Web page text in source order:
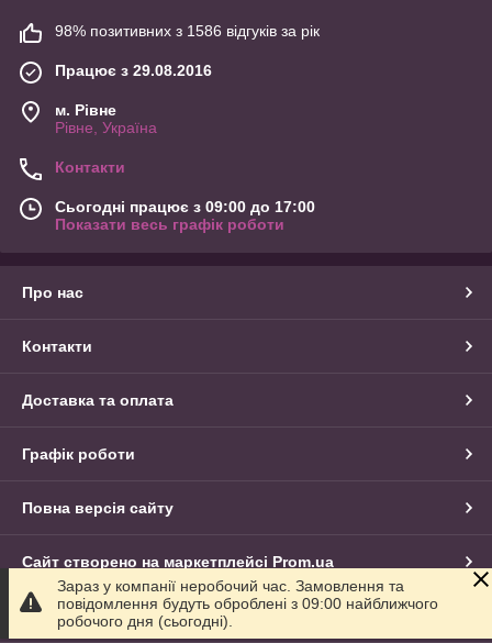
98% позитивних з 1586 відгуків за рік
Працює з 29.08.2016
м. Рівне
Рівне, Україна
Контакти
Сьогодні працює з 09:00 до 17:00
Показати весь графік роботи
Про нас
Контакти
Доставка та оплата
Графік роботи
Повна версія сайту
Сайт створено на маркетплейсі Prom.ua
Політика конфіденційності
Зараз у компанії неробочий час. Замовлення та
повідомлення будуть оброблені з 09:00 найближчого
робочого дня (сьогодні).